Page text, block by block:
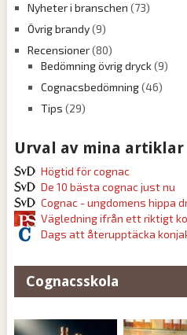
Nyheter i branschen (73)
Övrig brandy(9)
Recensioner(80)
Bedömning övrig dryck(9)
Cognacsbedömning(46)
Tips (29)
Urval av mina artiklar
Högtid för cognac
De 10 bästa cognac just nu
Cognac - ungdomens hippa
Vägledning ifrån ett riktigt
Dags att återupptäcka
Cognacsskola